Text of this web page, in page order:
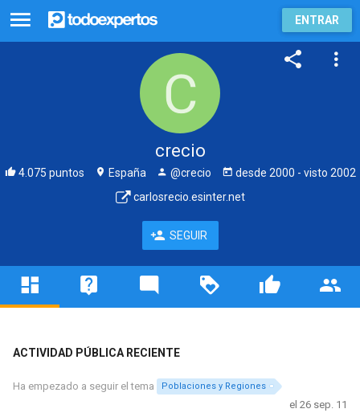
ENTRAR
crecio
4.075 puntos España @crecio desde 2000 - visto 2002
carlosrecio.esinter.net
SEGUIR
ACTIVIDAD PÚBLICA RECIENTE
Ha empezado a seguir el tema Poblaciones y Regiones
el 26 sep. 11